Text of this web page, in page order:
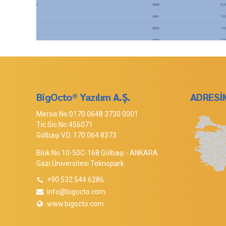
BigOcto® Yazılım A.Ş.
Mersis No:0170 0648 3730 0001
Tic.Sic.No:456071
Gölbaşı V.D. 170 064 8373
Blok No:10-50C-168 Gölbaşı - ANKARA
Gazi Üniversitesi Teknopark
+90 532 544 6286
info@bigocto.com
www.bigocto.com